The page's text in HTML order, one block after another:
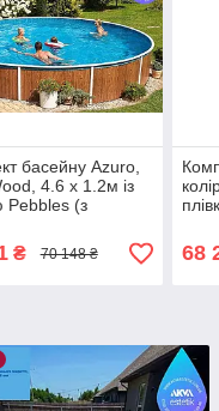
басейну Azuro,
4.6 х 1.2м із
Pebbles (з
₴ 70 148 ₴ 68